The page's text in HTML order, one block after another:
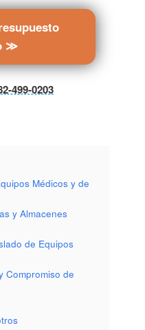
≫
499-0203
Médicos y de
y Almacenes
de Equipos
Compromiso de